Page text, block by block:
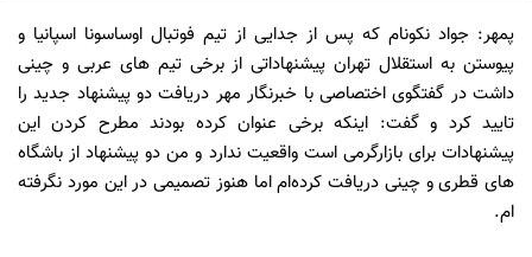
پمهر: جواد نکونام که پس از جدایی از تیم فوتبال اوساسونا اسپانیا و
پیوستن به استقلال تهران پیشنهاداتی از برخی تیم های عربی و چینی
داشت در گفتگوی اختصاصی با خبرنگار مهر دریافت دو پیشنهاد جدید را
تایید کرد و گفت: اینکه برخی عنوان کرده بودند مطرح کردن این
پیشنهادات برای بازارگرمی است واقعیت ندارد و من دو پیشنهاد از باشگاه
های قطری و چینی دریافت کرده‌ام اما هنوز تصمیمی در این مورد نگرفته
ام.